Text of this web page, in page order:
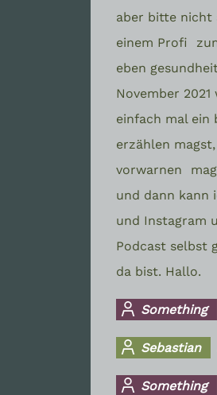
aber bitte nicht
einem Profi
eben
November
einfach mal ein
erzählen
vorwarnen
und dann kann
und Instagram
Podcast selbst
da bist. Hallo.
Something
Sebastian
Something